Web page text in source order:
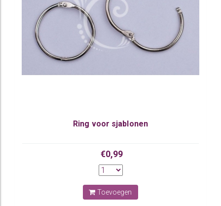
Ring voor sjablonen
€0,99
Toevoegen